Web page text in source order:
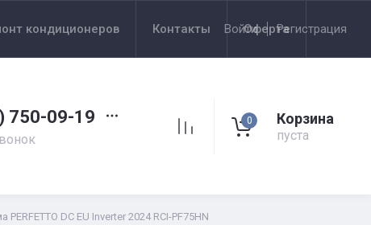
кондиционеров Контакты Оферта
Войти Регистрация
750-09-19 0 Корзина
пуста
DC EU Inverter 2024 RCI-PF75HN